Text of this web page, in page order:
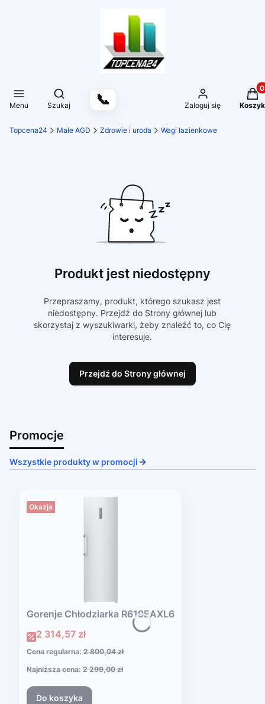
Menu
Otwórz wyszukiwarkę
Szukaj 📞 Zaloguj się Koszyk
Topcena24 Małe AGD Zdrowie i uroda Wagi łazienkowe
Produkt jest niedostępny
Przepraszamy, produkt, którego szukasz jest
niedostępny. Przejdź do Strony głównej lub
skorzystaj z wyszukiwarki, żeby znaleźć to, co Cię
interesuje.
Przejdź do Strony głównej
Promocje
Wszystkie produkty w promocji
Okazja
Gorenje Chłodziarka R619EAXL6
Cena promocyjna
2 314,57 zł
Cena regularna: 2 800,04 zł
Najniższa cena: 2 299,00 zł
Do koszyka